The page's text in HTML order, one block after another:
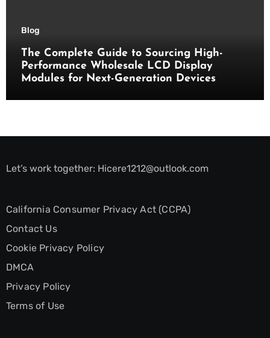
Blog
The Complete Guide to Sourcing High-
Performance Wholesale LCD Display
Modules for Next-Generation Devices
Let’s work together: Hicere1212@outlook.com
California Consumer Privacy Act (CCPA)
Contact Us
Cookie Privacy Policy
DMCA
Privacy Policy
Terms of Use